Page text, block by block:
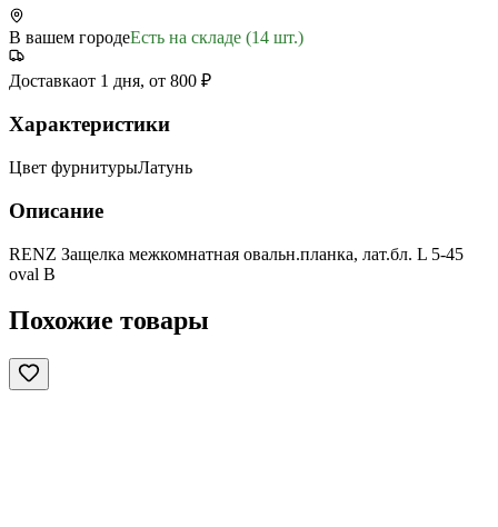
В вашем городеЕсть на складе (14 шт.)
Доставкаот 1 дня, от 800 ₽
Характеристики
Цвет фурнитурыЛатунь
Описание
RENZ Защелка межкомнатная овальн.планка, лат.бл. L 5-45
oval B
Похожие товары